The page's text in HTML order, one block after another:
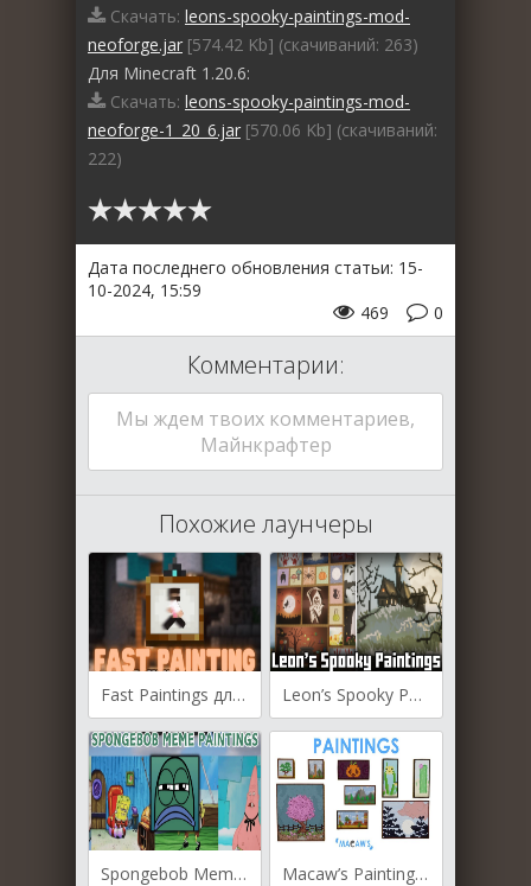
Скачать: leons-spooky-paintings-mod-
neoforge.jar [574.42 Kb] (cкачиваний: 263)
Для Minecraft 1.20.6:
Скачать: leons-spooky-paintings-mod-
neoforge-1_20_6.jar [570.06 Kb] (cкачиваний:
222)
Дата последнего обновления статьи: 15-
10-2024, 15:59
0
469
Комментарии:
Мы ждем твоих комментариев,
Майнкрафтер
Похожие лаунчеры
Fast Paintings для Майнкрафт [1.21.1, 1.20.4, 1.20.1] Leon’s Spooky Paintings для Майнкрафт [1.20.4, 1.20.1, 1.19.4]
Spongebob Meme Paintings для Майнкрафт [1.20.1, 1.20] Macaw’s Paintings для Майнкрафт [1.20.1, 1.20, 1.19.4]